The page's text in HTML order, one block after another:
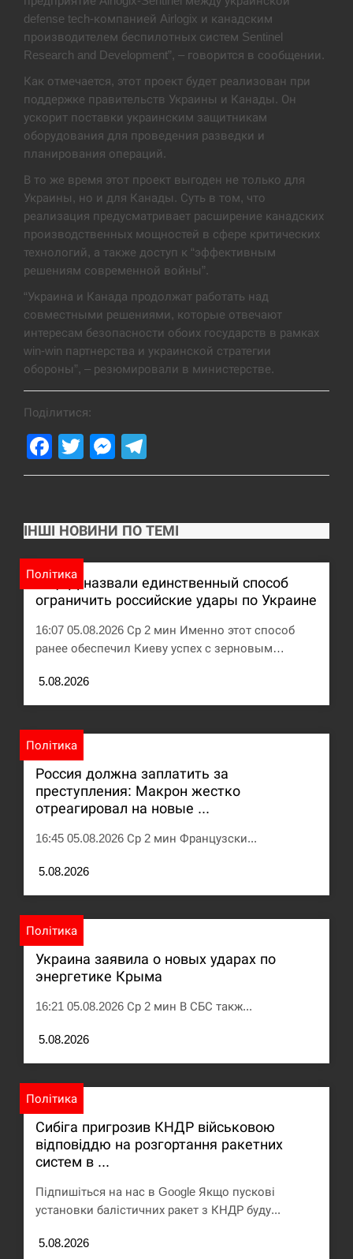
В Москве пожаловались на “кратный рост” атак
дронов Украины
СЕРПЕНЬ
13:40
виявили дрон, ймовірно, з…
СЕРПЕНЬ
13:23
“Они должны быть уничтожены”: в МИДе
ответили, как отреагируют на…
СЕРПЕНЬ
13:10
Тайвань проводить найбільші військові
навчання на тлі загрози вторгнення з…
СЕРПЕНЬ
США обсуждают лицензии на Patriot для
Украины, несмотря на сомнения…
СЕРПЕНЬ
12:40
СЕРПЕНЬ
Силы обороны поразили российскую
переправу, склады и другие важные объекты…
СЕРПЕНЬ
12:10
У США зафіксували рекордний спалах
циклоспорозу, захворіли понад 10 тисяч…
11:53
Под огнем “Эпицентр”, ROZETKA и “Новая
почта”: что известно об…
СЕРПЕНЬ
11:40
левиці
СЕРПЕНЬ
Россияне ударили “Бардеролями” по Харькову,
есть пострадавшие
ЩЕ...
defense tech-компанией Airlogix и канадским
производителем беспилотных систем Sentinel
Research and Development”, – говорится в сообщении.
Как отмечается, этот проект будет реализован при
поддержке правительств Украины и Канады. Он
ускорит поставки украинским защитникам
оборудования для проведения разведки и
планирования операций.
В то же время этот проект выгоден не только для
Украины, но и для Канады. Суть в том, что
реализация предусматривает расширение канадских
производственных мощностей в сфере критических
технологий, а также доступ к “эффективным
решениям современной войны”.
“Украина и Канада продолжат работать над
совместными решениями, которые отвечают
интересам безопасности обоих государств в рамках
win-win партнерства и украинской стратегии
обороны”, – резюмировали в министерстве.
Поділитися:
Facebook
TwitterMessenger
ІНШІ НОВИНИ ПО ТЕМІ
Політика
В ЦПД назвали единственный способ
ограничить российские удары по Украине
16:07 05.08.2026 Ср 2 мин Именно этот способ
ранее обеспечил Киеву успех с зерновым…
5.08.2026
Політика
Россия должна заплатить за
преступления: Макрон жестко
отреагировал на новые ...
16:45 05.08.2026 Ср 2 мин Французски...
5.08.2026
Політика
Украина заявила о новых ударах по
энергетике Крыма
16:21 05.08.2026 Ср 2 мин В СБС такж...
5.08.2026
Політика
Сибіга пригрозив КНДР військовою
відповіддю на розгортання ракетних
систем в ...
Підпишіться на нас в Google Якщо пускові
установки балістичних ракет з КНДР буду...
5.08.2026